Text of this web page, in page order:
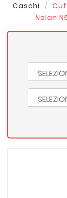
Caschi
Nolan